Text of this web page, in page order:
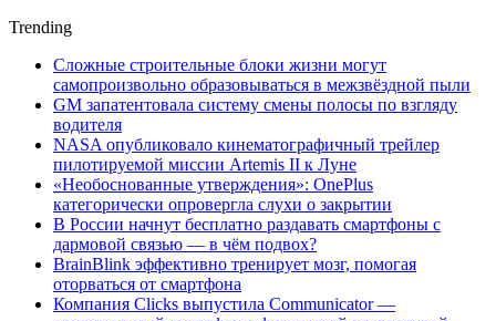
Trending
Сложные строительные блоки жизни могут
самопроизвольно образовываться в межзвёздной пыли
GM запатентовала систему смены полосы по взгляду
водителя
NASA опубликовало кинематографичный трейлер
пилотируемой миссии Artemis II к Луне
«Необоснованные утверждения»: OnePlus
категорически опровергла слухи о закрытии
В России начнут бесплатно раздавать смартфоны с
дармовой связью — в чём подвох?
BrainBlink эффективно тренирует мозг, помогая
оторваться от смартфона
Компания Clicks выпустила Communicator —